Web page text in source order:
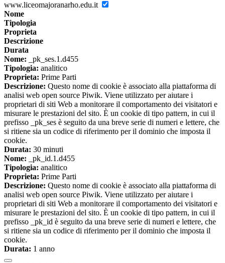
www.liceomajoranarho.edu.it
Nome
Tipologia
Proprieta
Descrizione
Durata
Nome: _pk_ses.1.d455
Tipologia: analitico
Proprieta: Prime Parti
Descrizione: Questo nome di cookie è associato alla piattaforma di
analisi web open source Piwik. Viene utilizzato per aiutare i
proprietari di siti Web a monitorare il comportamento dei visitatori e
misurare le prestazioni del sito. È un cookie di tipo pattern, in cui il
prefisso _pk_ses è seguito da una breve serie di numeri e lettere, che
si ritiene sia un codice di riferimento per il dominio che imposta il
cookie.
Durata: 30 minuti
Nome: _pk_id.1.d455
Tipologia: analitico
Proprieta: Prime Parti
Descrizione: Questo nome di cookie è associato alla piattaforma di
analisi web open source Piwik. Viene utilizzato per aiutare i
proprietari di siti Web a monitorare il comportamento dei visitatori e
misurare le prestazioni del sito. È un cookie di tipo pattern, in cui il
prefisso _pk_id è seguito da una breve serie di numeri e lettere, che
si ritiene sia un codice di riferimento per il dominio che imposta il
cookie.
Durata: 1 anno